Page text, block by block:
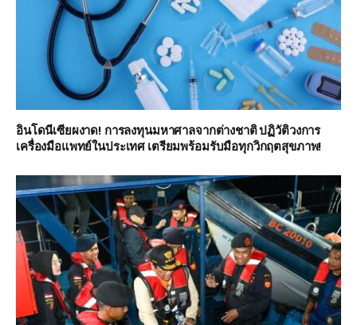
อินโดนีเซียผงาด! การลงทุนมหาศาลจากต่างชาติ ปฏิวัติวงการ
เครื่องมือแพทย์ในประเทศ เตรียมพร้อมรับมือทุกวิกฤตสุขภาพ!